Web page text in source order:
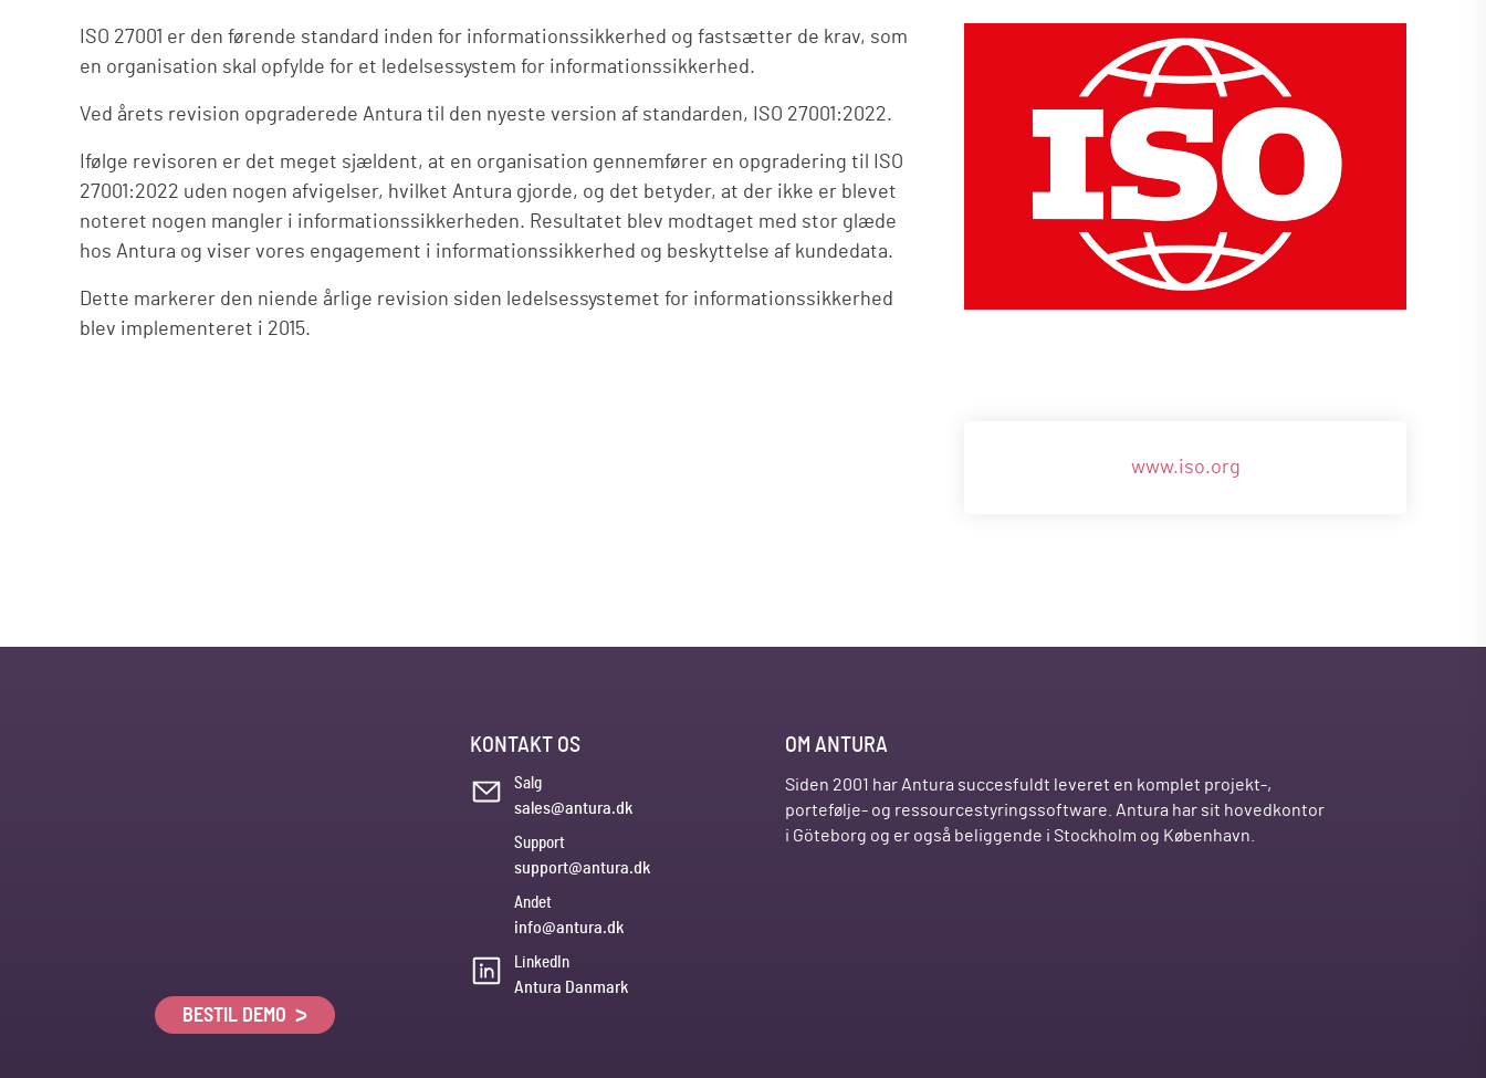
ISO 27001 er den førende standard inden for informationssikkerhed og fastsætter de krav, som
en organisation skal opfylde for et ledelsessystem for informationssikkerhed.
Ved årets revision opgraderede Antura til den nyeste version af standarden, ISO 27001:2022.
Ifølge revisoren er det meget sjældent, at en organisation gennemfører en opgradering til ISO
27001:2022 uden nogen afvigelser, hvilket Antura gjorde, og det betyder, at der ikke er blevet
noteret nogen mangler i informationssikkerheden. Resultatet blev modtaget med stor glæde
hos Antura og viser vores engagement i informationssikkerhed og beskyttelse af kundedata.
Dette markerer den niende årlige revision siden ledelsessystemet for informationssikkerhed
blev implementeret i 2015.
www.iso.org
BESTIL DEMO
KONTAKT OS
Salg
sales@antura.dk
Support
support@antura.dk
Andet
info@antura.dk
LinkedIn
Antura Danmark
OM ANTURA
Siden 2001 har Antura succesfuldt leveret en komplet projekt-,
portefølje- og ressourcestyringssoftware. Antura har sit hovedkontor
i Göteborg og er også beliggende i Stockholm og København.